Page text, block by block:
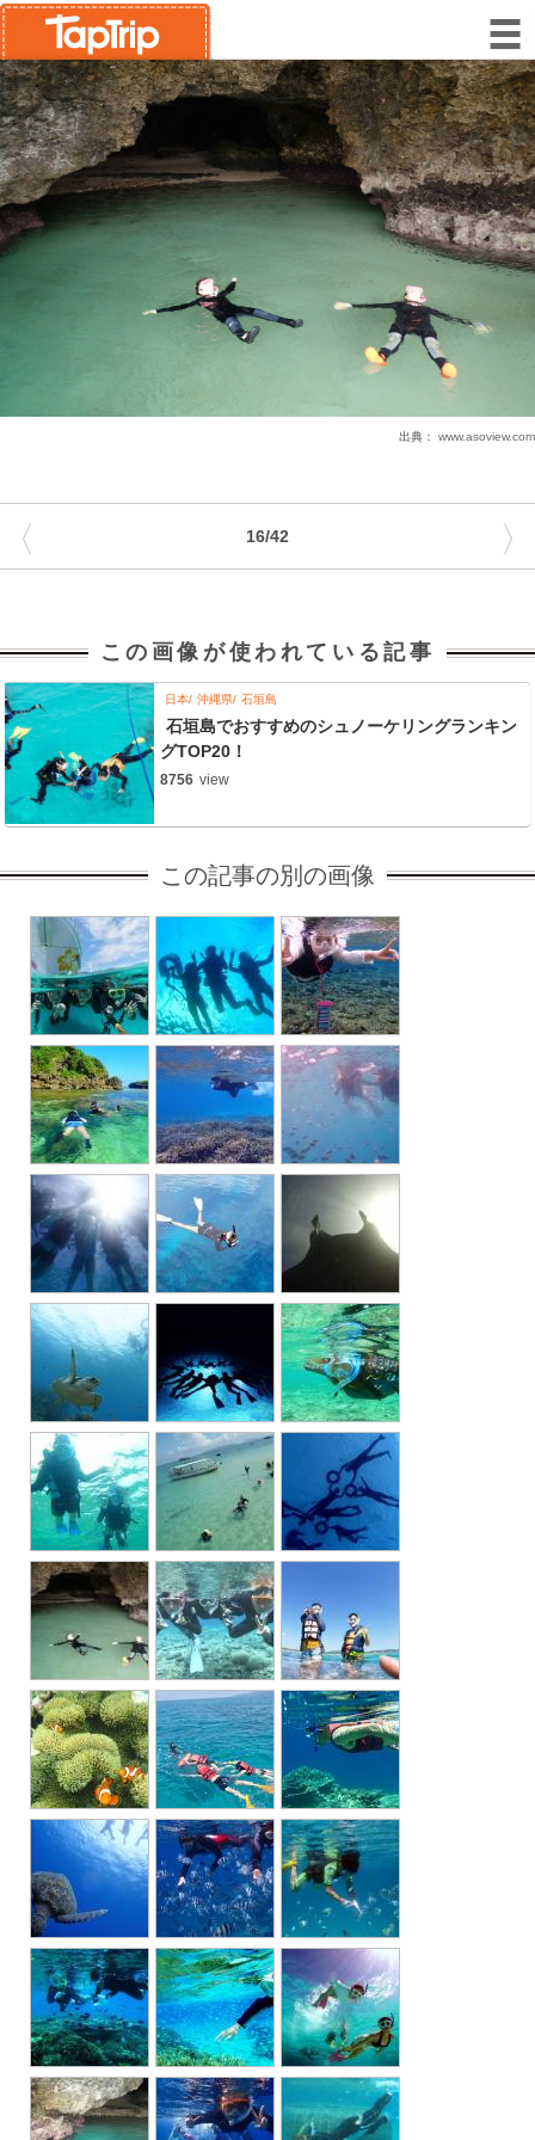
出典： www.asoview.com
16/42
〈 〉
この画像が使われている記事
日本 沖縄県 石垣島
石垣島でおすすめのシュノーケリングランキン
グTOP20！
8756 view
この記事の別の画像